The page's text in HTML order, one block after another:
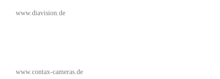
www.diavision.de
www.contax-cameras.de